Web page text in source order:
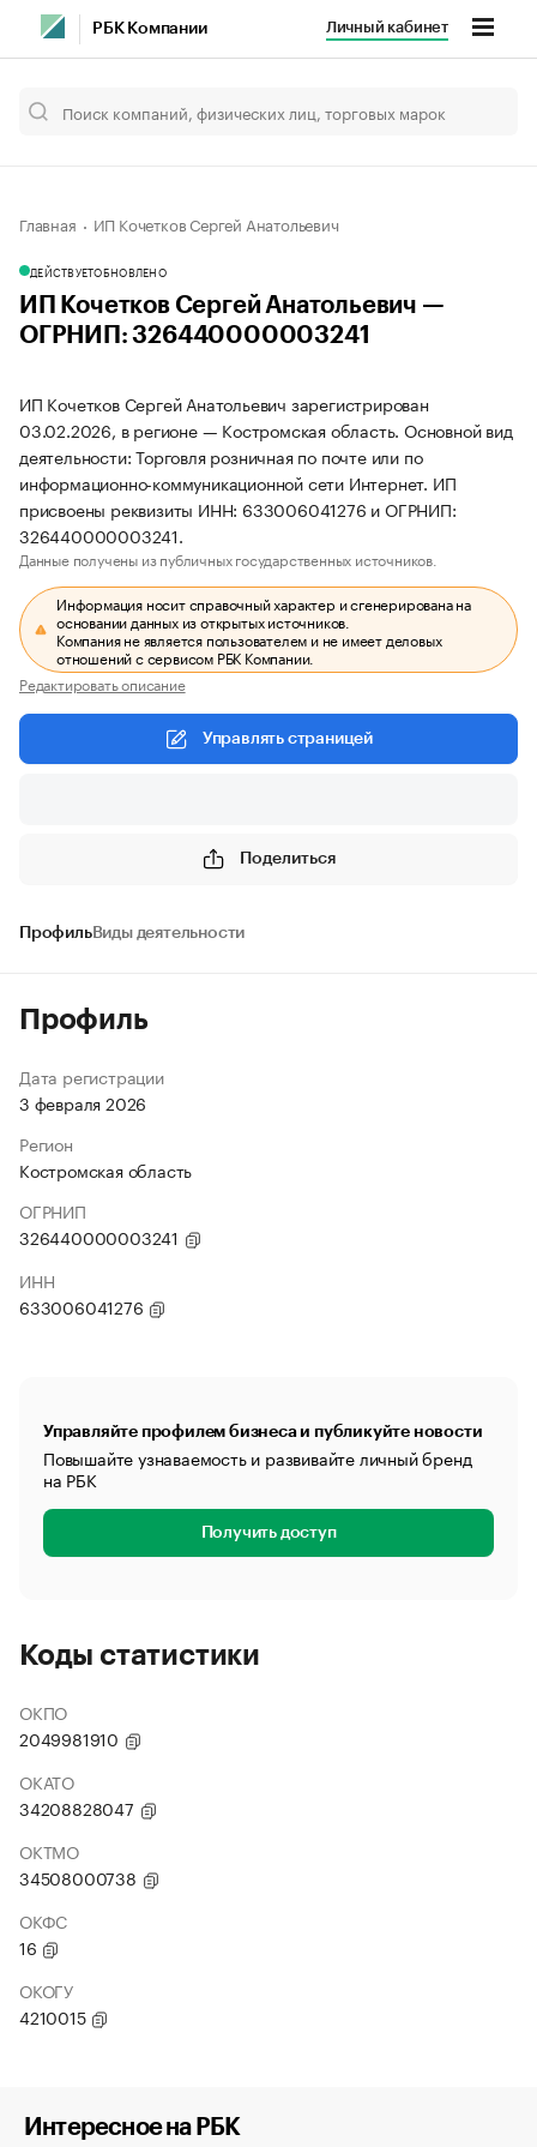
РБК Компании Личный кабинет
Главная ИП Кочетков Сергей Анатольевич
ДЕЙСТВУЕТОБНОВЛЕНО
ИП Кочетков Сергей Анатольевич —
ОГРНИП: 326440000003241
ИП Кочетков Сергей Анатольевич зарегистрирован
03.02.2026, в регионе — Костромская область. Основной вид
деятельности: Торговля розничная по почте или по
информационно-коммуникационной сети Интернет. ИП
присвоены реквизиты ИНН: 633006041276 и ОГРНИП:
326440000003241.
Данные получены из публичных государственных источников.
Информация носит справочный характер и сгенерирована на
основании данных из открытых источников.
Компания не является пользователем и не имеет деловых
отношений с сервисом РБК Компании.
Редактировать описание
Управлять страницей
Поделиться
ПрофильВиды деятельности
Профиль
Дата регистрации
3 февраля 2026
Регион
Костромская область
ОГРНИП
326440000003241
ИНН
633006041276
Управляйте профилем бизнеса и публикуйте новости
Повышайте узнаваемость и развивайте личный бренд
на РБК
Получить доступ
Коды статистики
ОКПО
2049981910
ОКАТО
34208828047
ОКТМО
34508000738
ОКФС
16
ОКОГУ
4210015
Интересное на РБК